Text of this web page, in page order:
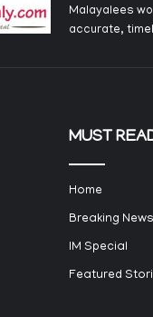
Malayalees
accurate,
MUST
Home
Breaking News
IM Special
Featured